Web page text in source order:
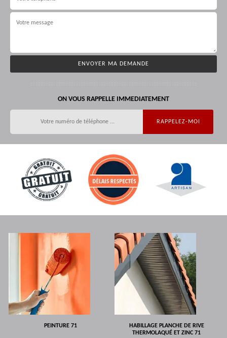
ON VOUS RAPPELLE IMMEDIATEMENT
PEINTURE 71
HABILLAGE PLANCHE DE RIVE
THERMOLAQUÉ ET ZINC 71